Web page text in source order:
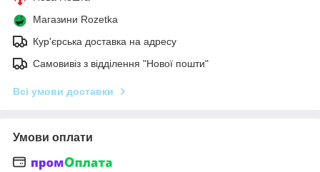
Магазини Rozetka
Кур'єрська доставка на адресу
Самовивіз з відділення "Нової пошти"
Всі умови доставки
Умови оплати